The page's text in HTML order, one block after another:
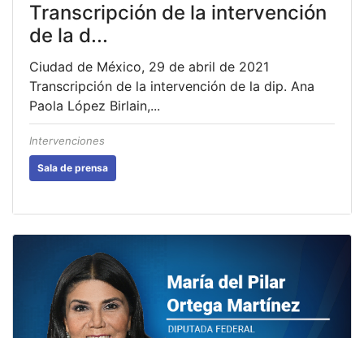
Transcripción de la intervención
de la d...
Ciudad de México, 29 de abril de 2021
Transcripción de la intervención de la dip. Ana
Paola López Birlain,...
Intervenciones
Sala de prensa